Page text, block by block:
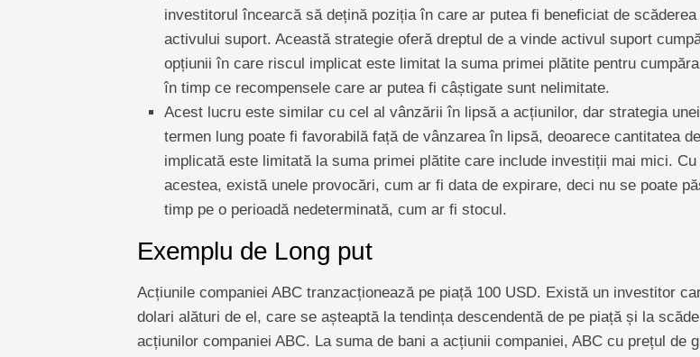
investitorul încearcă să dețină poziția în care ar putea fi beneficiat de scăderea
activului suport. Această strategie oferă dreptul de a vinde activul suport
opțiunii în care riscul implicat este limitat la suma primei plătite pentru
în timp ce recompensele care ar putea fi câștigate sunt nelimitate.
Acest lucru este similar cu cel al vânzării în lipsă a acțiunilor, dar strategia
termen lung poate fi favorabilă față de vânzarea în lipsă, deoarece cantitatea
implicată este limitată la suma primei plătite care include investiții mai mici. Cu
acestea, există unele provocări, cum ar fi data de expirare, deci nu se poate
timp pe o perioadă nedeterminată, cum ar fi stocul.
Exemplu de Long put
Acțiunile companiei ABC tranzacționează pe piață 100 USD. Există un investitor
dolari alături de el, care se așteaptă la tendința descendentă de pe piață și la
acțiunilor companiei ABC. La suma de bani a acțiunii companiei, ABC cu prețul de